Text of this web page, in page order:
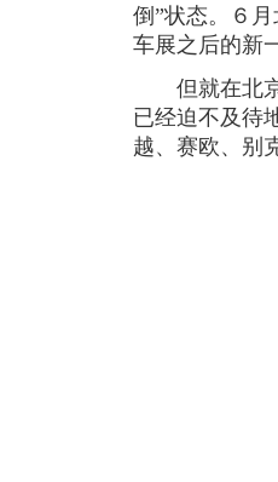
倒”状态。６
车展之后的新
但就在北京
已经迫不及待
越、赛欧、别